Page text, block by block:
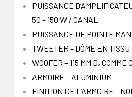
PUISSANCE
50 – 150 W / CANAL
PUISSANCE DE POINTE
TWEETER – DÔME EN TISSU
WOOFER – 115 MM D, COMME
ARMOIRE – ALUMINIUM
FINITION DE L’ARMOIRE –